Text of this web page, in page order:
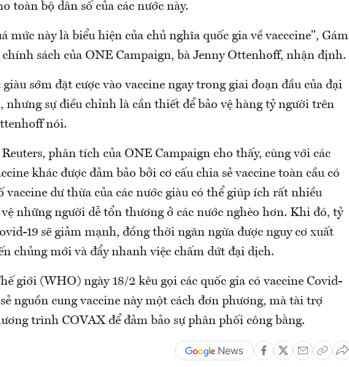
toàn bộ dân số của các nước này.
mức này là biểu hiện của chủ nghĩa quốc gia về vacccine", Gám
chính sách của ONE Campaign, bà Jenny Ottenhoff, nhận định.
giàu sớm đặt cược vào vaccine ngay trong giai đoạn đầu của đại
nhưng sự điều chỉnh là cần thiết để bảo vệ hàng tỷ người trên
nói.
phân tích của ONE Campaign cho thấy, cùng với các
khác được đảm bảo bởi cơ cấu chia sẻ vaccine toàn cầu có
vaccine dư thừa của các nước giàu có thể giúp ích rất nhiều
những người dễ tổn thương ở các nước nghèo hơn. Khi đó, tỷ
19 sẽ giảm mạnh, đồng thời ngăn ngừa được nguy cơ xuất
chủng mới và đẩy nhanh việc chấm dứt đại dịch.
giới (WHO) ngày 18/2 kêu gọi các quốc gia có vaccine Covid-
nguồn cung vaccine này một cách đơn phương, mà tài trợ
trình COVAX để đảm bảo sự phân phối công bằng.